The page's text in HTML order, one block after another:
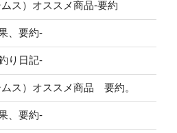
ス）オススメ商品-要約
、要約-
り日記-
ス）オススメ商品 要約。
、要約-